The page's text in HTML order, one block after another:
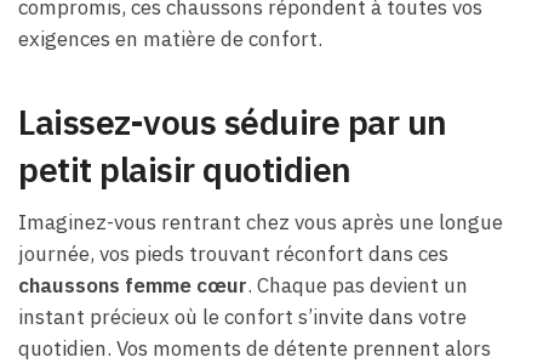
compromis, ces chaussons répondent à toutes vos
exigences en matière de confort.
Laissez-vous séduire par un
petit plaisir quotidien
Imaginez-vous rentrant chez vous après une longue
journée, vos pieds trouvant réconfort dans ces
chaussons femme cœur. Chaque pas devient un
instant précieux où le confort s’invite dans votre
quotidien. Vos moments de détente prennent alors